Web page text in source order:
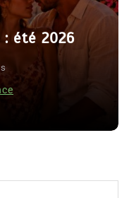
: été 2026